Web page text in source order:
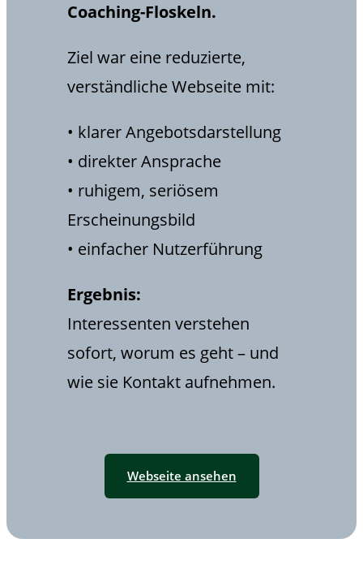
Coaching-Floskeln.
Ziel war eine reduzierte,
verständliche Webseite mit:
• klarer Angebotsdarstellung
• direkter Ansprache
• ruhigem, seriösem
Erscheinungsbild
• einfacher Nutzerführung
Ergebnis:
Interessenten verstehen
sofort, worum es geht – und
wie sie Kontakt aufnehmen.
Webseite ansehen